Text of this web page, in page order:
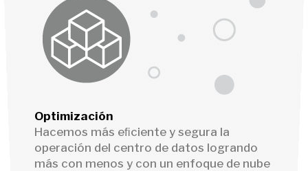
Optimización
Hacemos más eﬁciente y segura la
operación del centro de datos logrando
más con menos y con un enfoque de nube